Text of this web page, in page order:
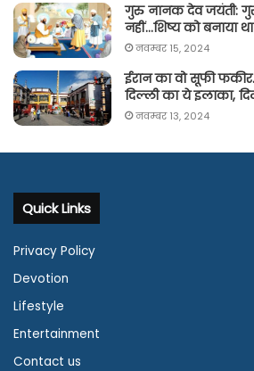
गुरु नानक देव जयंती:
नहीं…शिष्य को बनाया
नवम्बर 15, 2024
ईरान का वो सूफी
दिल्ली का ये इलाका,
नवम्बर 13, 2024
Quick Links
Privacy Policy
Devotion
Lifestyle
Entertainment
Contact us